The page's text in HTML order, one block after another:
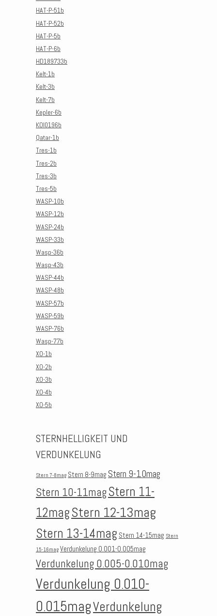
HAT-P-51b
HAT-P-52b
HAT-P-5b
HAT-P-6b
HD189733b
Kelt-1b
Kelt-3b
Kelt-7b
Kepler-6b
KOI0196b
Qatar-1b
Tres-1b
Tres-2b
Tres-3b
Tres-5b
WASP-10b
WASP-12b
WASP-24b
WASP-33b
Wasp-36b
Wasp-43b
WASP-44b
WASP-48b
WASP-57b
WASP-59b
WASP-76b
Wasp-77b
XO-1b
XO-2b
XO-3b
XO-4b
XO-5b
STERNHELLIGKEIT UND
VERDUNKELUNG
Stern 7-8mag Stern 8-9mag Stern 9-10mag
Stern 10-11mag Stern 11-
12magStern 12-13mag
Stern 13-14mag Stern 14-15mag Stern
15-16mag Verdunkelung 0.001-0.005mag
Verdunkelung 0.005-0.010mag
Verdunkelung 0.010-
0.015magVerdunkelung